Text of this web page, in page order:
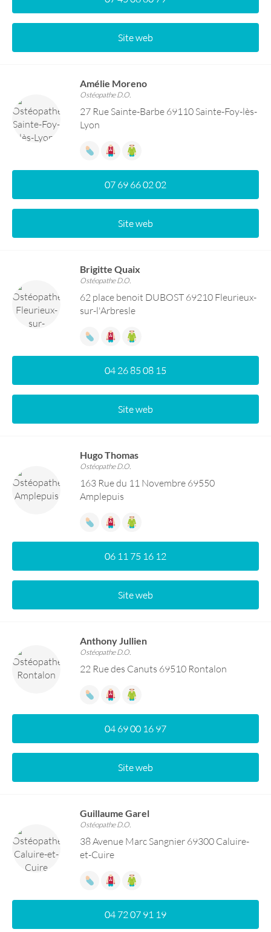
Site web
Amélie Moreno
Ostéopathe D.O.
27 Rue Sainte-Barbe 69110 Sainte-Foy-lès-
Lyon
07 69 66 02 02
Site web
Brigitte Quaix
Ostéopathe D.O.
62 place benoit DUBOST 69210 Fleurieux-
sur-l'Arbresle
04 26 85 08 15
Site web
Hugo Thomas
Ostéopathe D.O.
163 Rue du 11 Novembre 69550
Amplepuis
06 11 75 16 12
Site web
Anthony Jullien
Ostéopathe D.O.
22 Rue des Canuts 69510 Rontalon
04 69 00 16 97
Site web
Guillaume Garel
Ostéopathe D.O.
38 Avenue Marc Sangnier 69300 Caluire-
et-Cuire
04 72 07 91 19